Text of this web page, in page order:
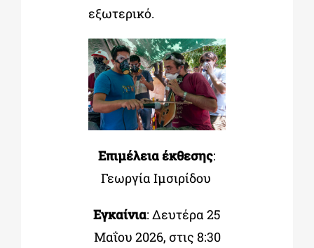
εξωτερικό.
Επιµέλεια έκθεσης:
Γεωργία Ιµσιρίδου
Εγκαίνια: Δευτέρα 25
Μαΐου 2026, στις 8:30